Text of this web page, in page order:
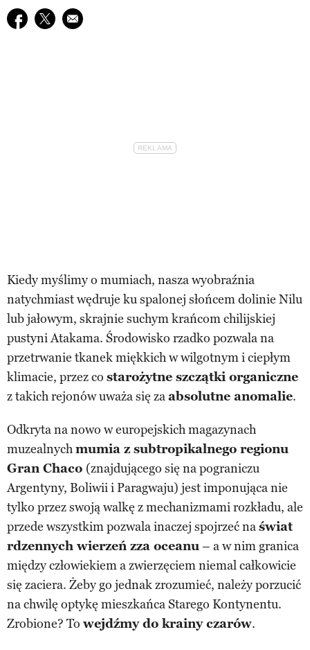
Udostępnij na facebook
Udostępnij na twitter
E-mail do przyjaciela
Kiedy myślimy o mumiach, nasza wyobraźnia
natychmiast wędruje ku spalonej słońcem dolinie Nilu
lub jałowym, skrajnie suchym krańcom chilijskiej
pustyni Atakama. Środowisko rzadko pozwala na
przetrwanie tkanek miękkich w wilgotnym i ciepłym
klimacie, przez co starożytne szczątki organiczne
z takich rejonów uważa się zaabsolutne anomalie.
Odkryta na nowo w europejskich magazynach
muzealnychmumia z subtropikalnego regionu
Gran Chaco (znajdującego się na pograniczu
Argentyny, Boliwii i Paragwaju) jest imponująca nie
tylko przez swoją walkę z mechanizmami rozkładu, ale
przede wszystkim pozwala inaczej spojrzeć naświat
rdzennych wierzeń zza oceanu– a w nim granica
między człowiekiem a zwierzęciem niemal całkowicie
się zaciera. Żeby go jednak zrozumieć, należy porzucić
na chwilę optykę mieszkańca Starego Kontynentu.
Zrobione? To wejdźmy do krainy czarów.